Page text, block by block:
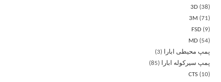
3D 38
3M
71
FSD
9
MD
54
پمپ محیطی ابارا
3
پمپ سیرکوله ابارا
85
CTS
10